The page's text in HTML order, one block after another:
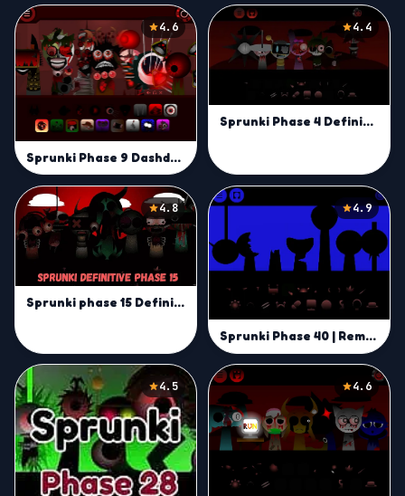
4.6
Sprunki Phase 9 Dashdoshty | Unleash Creative Beats
4.4
Sprunki Phase 4 Definitive | Remix Dark Beats Online
4.8
Sprunki phase 15 Definitive | Create Beats in Open World
4.9
Sprunki Phase 40 | Remix Futuristic Sound Layers Live
4.5 4.6